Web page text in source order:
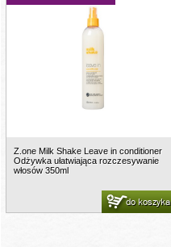
Z.one Milk Shake Leave in conditioner
Odżywka ułatwiająca rozczesywanie
włosów 350ml
do koszyka